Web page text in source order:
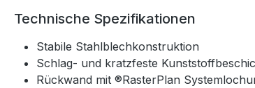
Technische Spezifikationen
Stabile Stahlblechkonstruktion
Schlag- und kratzfeste
Rückwand mit ®RasterPlan